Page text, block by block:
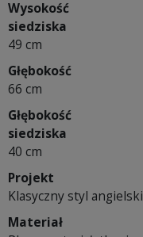
Wysokość
siedziska
49 cm
Głębokość
66 cm
Głębokość
siedziska
40 cm
Projekt
Klasyczny styl angielski
Materiał